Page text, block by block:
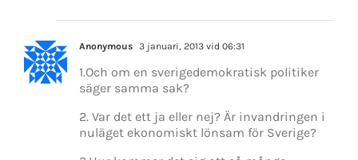
Anonymous 3 januari, 2013 vid 06:31
1.Och om en sverigedemokratisk politiker
säger samma sak?
2. Var det ett ja eller nej? Är invandringen i
nuläget ekonomiskt lönsam för Sverige?